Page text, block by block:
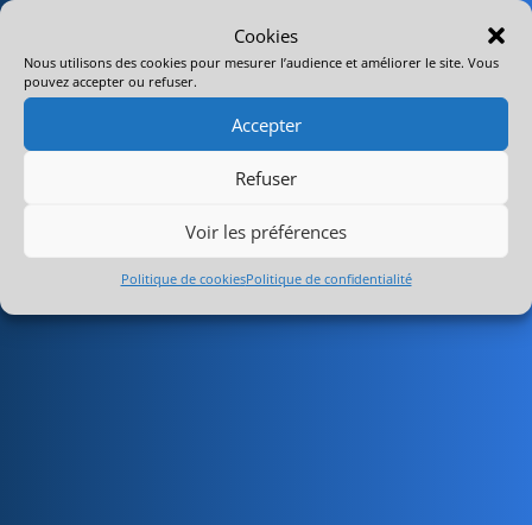
Cookies
Nous utilisons des cookies pour mesurer l’audience et améliorer le site. Vous
pouvez accepter ou refuser.
Accepter
Refuser
Voir les préférences
Politique de cookiesPolitique de confidentialité